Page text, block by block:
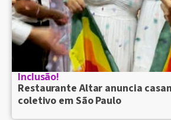
Inclusão!
Restaurante Altar anuncia
coletivo em São Paulo